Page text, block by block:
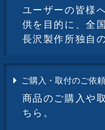
ユーザーの皆様
供を目的に、全
長沢製作所独自
ご購入・取付のご依頼
商品のご購入や
ちら。